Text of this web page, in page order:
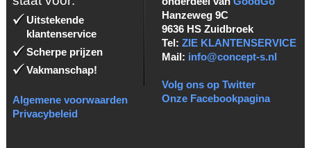
Uitstekende
klantenservice
Scherpe prijzen
Vakmanschap!
Algemene voorwaarden
Privacybeleid
Hanzeweg 9C
9636 HS Zuidbroek
Tel: ZIE KLANTENSERVICE
Mail: info@concept-s.nl
Volg ons op Twitter
Onze Facebookpagina